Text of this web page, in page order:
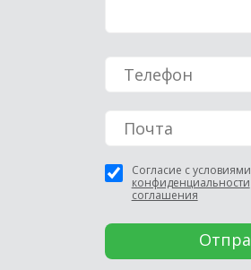
Согласие с условиями
конфиденциальности
соглашения